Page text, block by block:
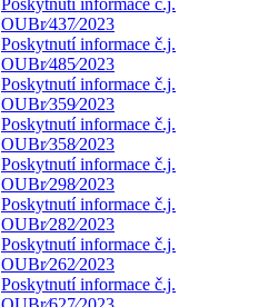
Poskytnutí informace č.j.
OUBr⁄437⁄2023
Poskytnutí informace č.j.
OUBr⁄485⁄2023
Poskytnutí informace č.j.
OUBr⁄359⁄2023
Poskytnutí informace č.j.
OUBr⁄358⁄2023
Poskytnutí informace č.j.
OUBr⁄298⁄2023
Poskytnutí informace č.j.
OUBr⁄282⁄2023
Poskytnutí informace č.j.
OUBr⁄262⁄2023
Poskytnutí informace č.j.